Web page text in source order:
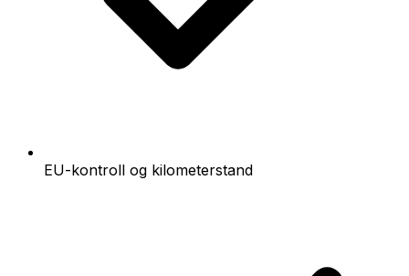
EU-kontroll og kilometerstand